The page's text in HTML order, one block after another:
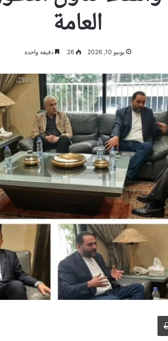
العامة
يونيو 10, 2026 26 دقيقة واحدة
طباعة